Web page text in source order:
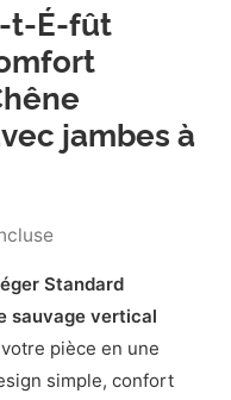
t-É-fût
jambes à
Standard
sauvage vertical
pièce en une
simple, confort